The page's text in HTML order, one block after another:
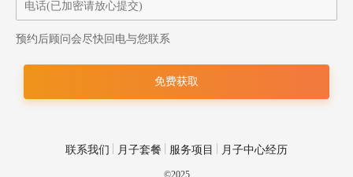
预约后顾问会尽快回电与您联系
联系我们 月子套餐 服务项目 月子中心经历
©2025